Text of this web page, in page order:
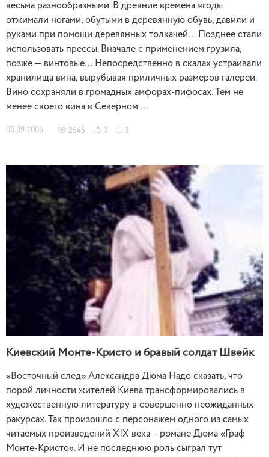
весьма разнообразными. В древние времена ягоды
отжимали ногами, обутыми в деревянную обувь, давили и
руками при помощи деревянных толкачей… Позднее стали
использовать прессы. Вначале с применением грузила,
позже — винтовые… Непосредственно в скалах устраивали
хранилища вина, вырубывая приличных размеров галереи.
Вино сохраняли в громадных амфорах-пифосах. Тем не
менее своего вина в Северном …
05.09.2006 2545 0 3
Киевский Монте-Кристо и бравый солдат Швейк
«Восточный след» Александра Дюма Надо сказать, что
порой личности жителей Киева трансформировались в
художественную литературу в совершенно неожиданных
ракурсах. Так произошло с персонажем одного из самых
читаемых произведений ХІХ века – романе Дюма «Граф
Монте-Кристо». И не последнюю роль сыграл тут